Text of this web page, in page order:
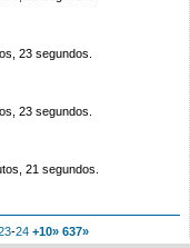
23 segundos.
23 segundos.
21 segundos.
-24 +10» 637»